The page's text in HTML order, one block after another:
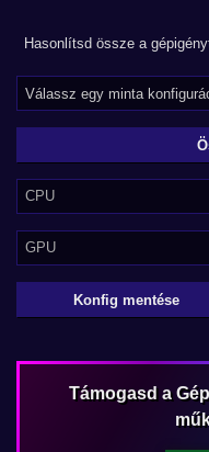
Hasonlítsd össze a
CPU
GPU
Konfig mentése
Támogasd a